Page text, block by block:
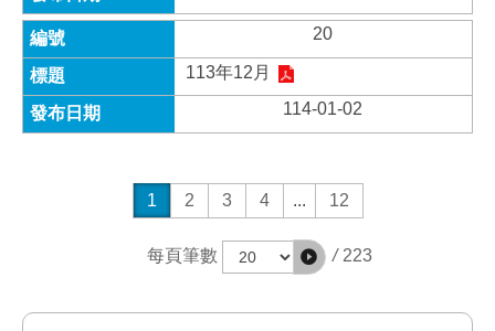
20
113年12月
114-01-02
1 2 3 4 ... 12
每頁筆數 / 223